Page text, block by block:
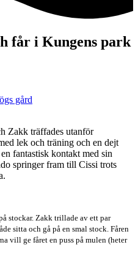
får i Kungens park
gård
Zakk träffades utanför
lek och träning och en dejt
fantastisk kontakt med sin
springer fram till Cissi trots
stockar. Zakk trillade av ett par
sitta och gå på en smal stock. Fåren
vill ge fåret en puss på mulen (heter